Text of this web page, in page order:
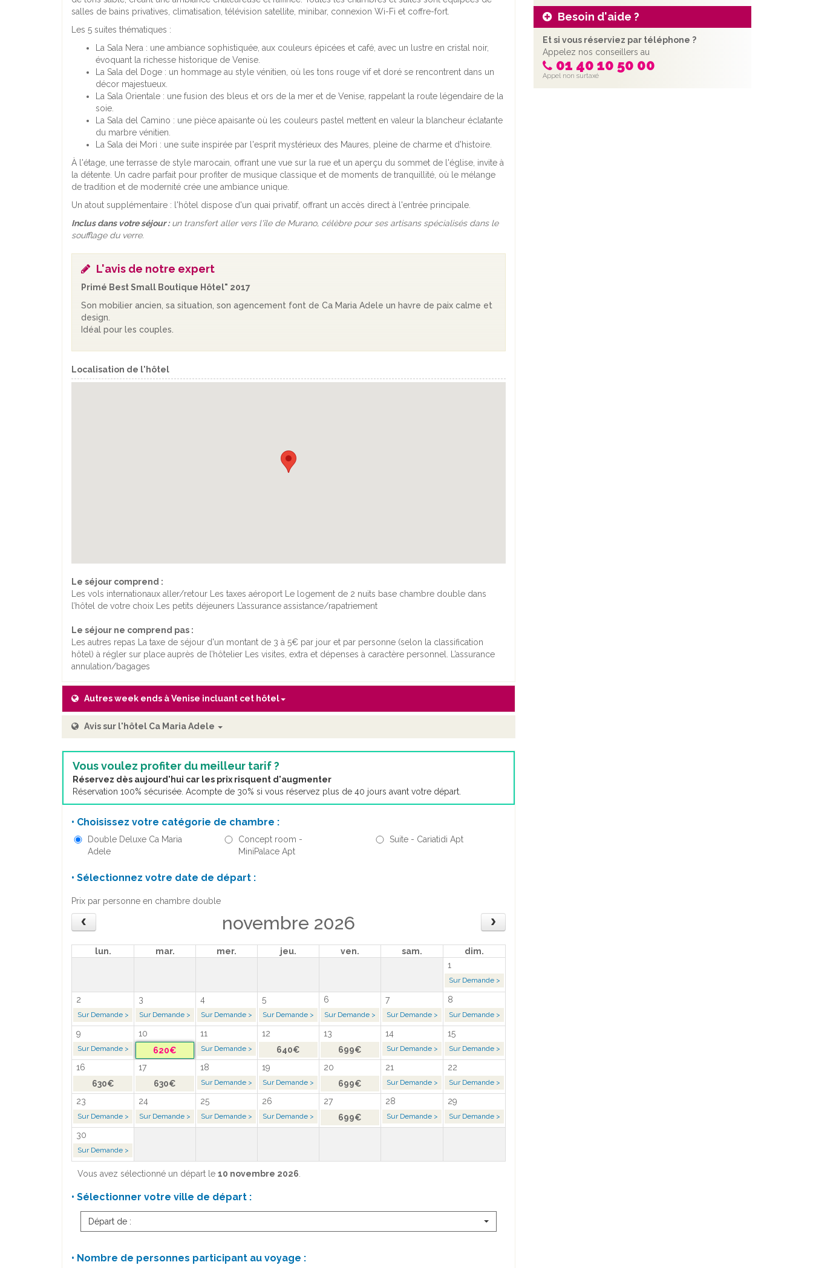
Besoin d'aide ?
Et si vous réserviez par téléphone ?
Appelez nos conseillers au
01 40 10 50 00
Appel non surtaxé
salles de bains privatives, climatisation, télévision satellite, minibar, connexion Wi-Fi et coffre-fort.
Les 5 suites thématiques :
La Sala Nera : une ambiance sophistiquée, aux couleurs épicées et café, avec un lustre en cristal noir,
évoquant la richesse historique de Venise.
La Sala del Doge : un hommage au style vénitien, où les tons rouge vif et doré se rencontrent dans un
décor majestueux.
La Sala Orientale : une fusion des bleus et ors de la mer et de Venise, rappelant la route légendaire de la
soie.
La Sala del Camino : une pièce apaisante où les couleurs pastel mettent en valeur la blancheur éclatante
du marbre vénitien.
La Sala dei Mori : une suite inspirée par l'esprit mystérieux des Maures, pleine de charme et d'histoire.
À l'étage, une terrasse de style marocain, offrant une vue sur la rue et un aperçu du sommet de l'église, invite à
la détente. Un cadre parfait pour profiter de musique classique et de moments de tranquillité, où le mélange
de tradition et de modernité crée une ambiance unique.
Un atout supplémentaire : l'hôtel dispose d'un quai privatif, offrant un accès direct à l'entrée principale.
Inclus dans votre séjour :un transfert aller vers l'île de Murano, célèbre pour ses artisans spécialisés dans le
soufflage du verre.
L'avis de notre expert
Primé Best Small Boutique Hôtel" 2017
Son mobilier ancien, sa situation, son agencement font de Ca Maria Adele un havre de paix calme et
design.
Idéal pour les couples.
Localisation de l'hôtel
Le séjour comprend :
Les vols internationaux aller/retour Les taxes aéroport Le logement de 2 nuits base chambre double dans
l’hôtel de votre choix Les petits déjeuners L’assurance assistance/rapatriement
Le séjour ne comprend pas :
Les autres repas La taxe de séjour d'un montant de 3 à 5€ par jour et par personne (selon la classification
hôtel) à régler sur place auprès de l’hôtelier Les visites, extra et dépenses à caractère personnel. L’assurance
annulation/bagages
Autres week ends à Venise incluant cet hôtel
Avis sur l'hôtel Ca Maria Adele
Vous voulez profiter du meilleur tarif ?
Réservez dès aujourd'hui car les prix risquent d'augmenter
Réservation 100% sécurisée. Acompte de 30% si vous réservez plus de 40 jours avant votre départ.
• Choisissez votre catégorie de chambre :
Double Deluxe Ca Maria
Adele
Concept room -
MiniPalace Apt
Suite - Cariatidi Apt
• Sélectionnez votre date de départ :
Prix par personne en chambre double
novembre 2026
lun. mar. mer. jeu. ven. sam.
dim.
1
Sur Demande >
2 3 4 5 6 7 8
Sur Demande > Sur Demande > Sur Demande > Sur Demande > Sur Demande > Sur Demande > Sur Demande >
9 10 11 12 13 14 15
Sur Demande > 620€ Sur Demande > 640€ 699€ Sur Demande > Sur Demande >
16 17 18 19 20 21
22
630€
630€ Sur Demande > Sur Demande > 699€ Sur Demande > Sur Demande >
23 24 25 26 27 28 29
Sur Demande > Sur Demande > Sur Demande > Sur Demande > 699€ Sur Demande > Sur Demande >
30
Sur Demande >
Vous avez sélectionné un départ le 10 novembre 2026.
• Sélectionner votre ville de départ :
Départ de :
• Nombre de personnes participant au voyage :